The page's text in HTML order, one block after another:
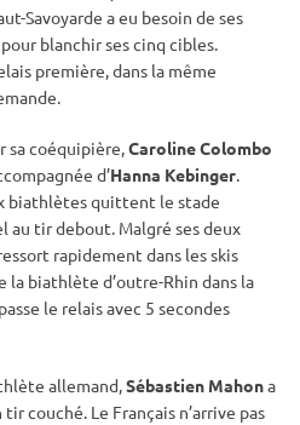
Savoyarde a eu besoin de ses
blanchir ses cinq cibles.
première, dans la même
sa coéquipière,Caroline Colombo
d’Hanna Kebinger.
biathlètes quittent le stade
au tirdebout. Malgré ses deux
rapidement dans les skis
la biathlète d’outre-Rhin dans la
le relaisavec 5 secondes
allemand,Sébastien Mahona
tircouché. Le Français n’arrive pas